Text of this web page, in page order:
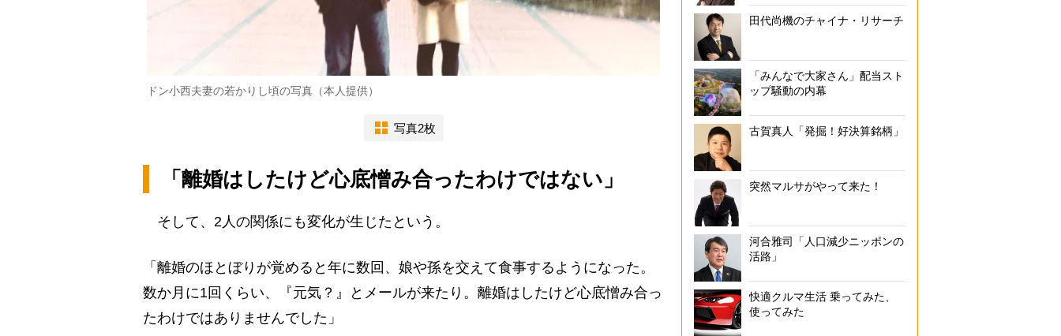
ドン小西夫妻の若かりし頃の写真（本人提供）
写真2枚
「離婚はしたけど心底憎み合ったわけではない」
そして、2人の関係にも変化が生じたという。
「離婚のほとぼりが覚めると年に数回、娘や孫を交えて食事するようになった。
数か月に1回くらい、『元気？』とメールが来たり。離婚はしたけど心底憎み合っ
たわけではありませんでした」
田代尚機のチャイナ・リサーチ
「みんなで大家さん」配当スト
ップ騒動の内幕
古賀真人「発掘！好決算銘柄」
突然マルサがやって来た！
河合雅司「人口減少ニッポンの
活路」
快適クルマ生活 乗ってみた、
使ってみた